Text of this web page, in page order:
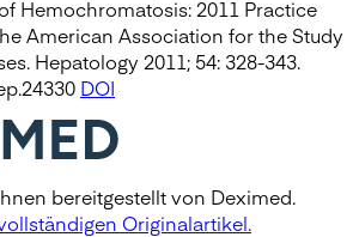
Hemochromatosis: 2011 Practice
American Association for the Study
Hepatology 2011; 54: 328-343.
DOI
bereitgestellt von Deximed.
Originalartikel.